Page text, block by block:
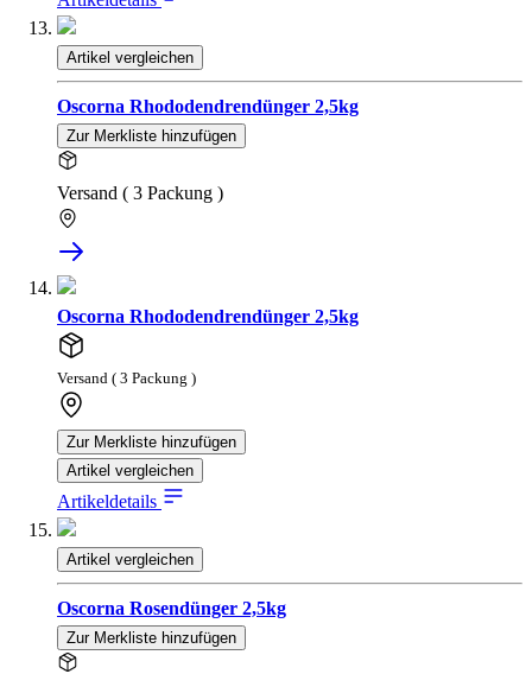
Artikel vergleichen
Oscorna Rhododendrendünger 2,5kg
Zur Merkliste hinzufügen
Versand ( 3 Packung )
Oscorna Rhododendrendünger 2,5kg
Versand ( 3 Packung )
Zur Merkliste hinzufügen
Artikel vergleichen
Artikeldetails
Artikel vergleichen
Oscorna Rosendünger 2,5kg
Zur Merkliste hinzufügen